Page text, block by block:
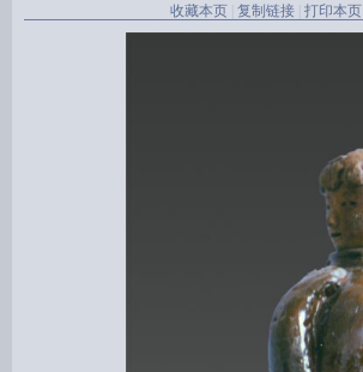
收藏本页 复制链接 打印本页